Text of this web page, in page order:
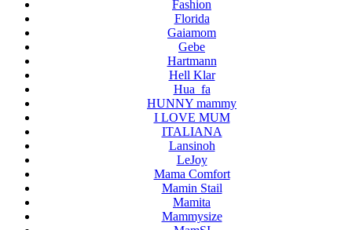
Fashion
Florida
Gaiamom
Gebe
Hartmann
Hell Klar
Hua_fa
HUNNY mammy
I LOVE MUM
ITALIANA
Lansinoh
LeJoy
Mama Comfort
Mamin Stail
Mamita
Mammysize